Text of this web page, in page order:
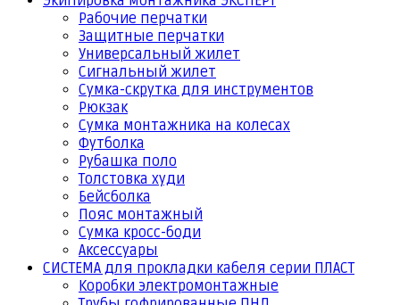
Рабочие перчатки
Защитные перчатки
Универсальный жилет
Сигнальный жилет
Сумка-скрутка для инструментов
Рюкзак
Сумка монтажника на колесах
Футболка
Рубашка поло
Толстовка худи
Бейсболка
Пояс монтажный
Сумка кросс-боди
Аксессуары
СИСТЕМА для прокладки кабеля серии ПЛАСТ
Коробки электромонтажные